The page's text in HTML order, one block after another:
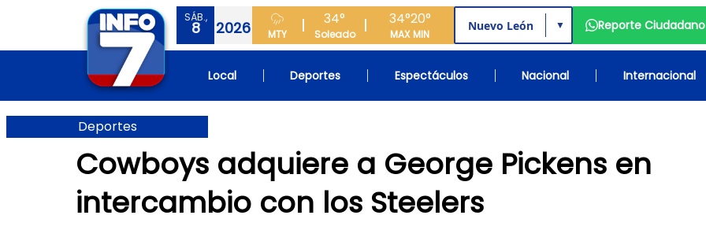
SÁB.,
8 2026 MTY
34°
Soleado
34°
MAX
20°
MIN
▼ Reporte Ciudadano
Local Deportes Espectáculos Nacional Internacional
Deportes
Cowboys adquiere a George Pickens en
intercambio con los Steelers